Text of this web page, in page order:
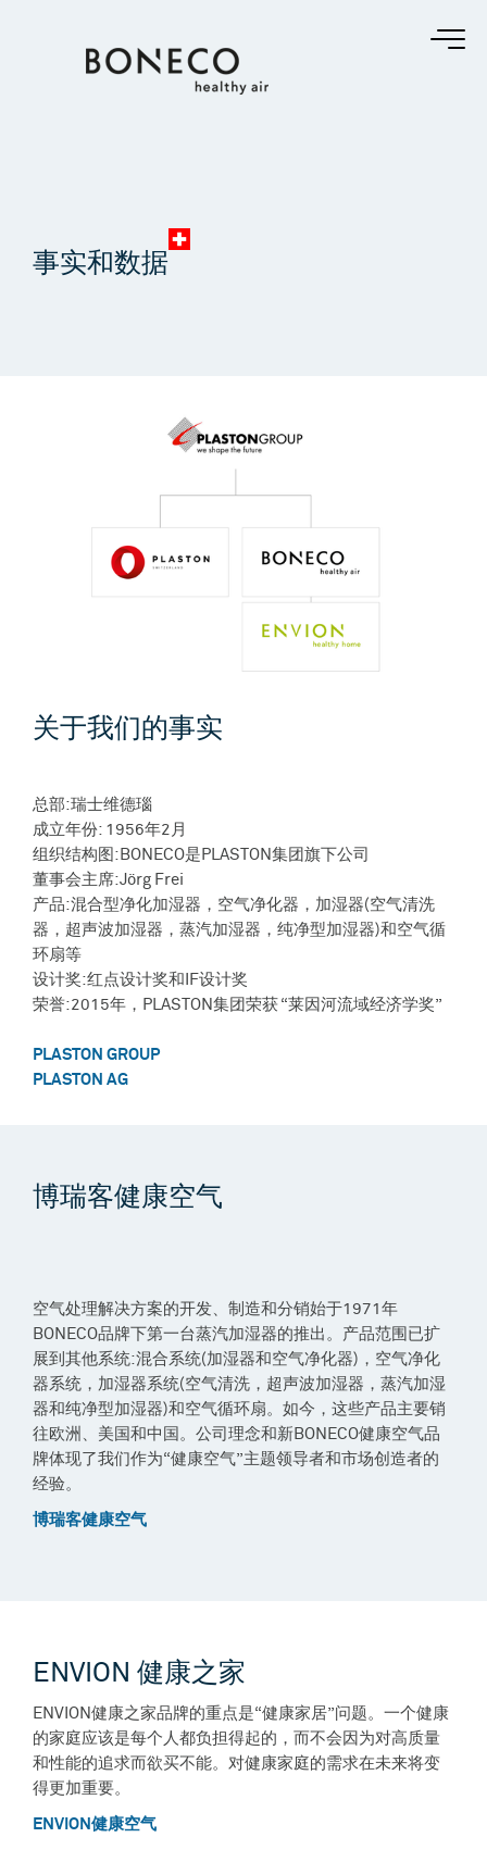
事实和数据
关于我们的事实
总部:瑞士维德瑙
成立年份: 1956年2月
组织结构图:BONECO是PLASTON集团旗下公司
董事会主席:Jörg Frei
产品:混合型净化加湿器，空气净化器，加湿器(空气清洗
器，超声波加湿器，蒸汽加湿器，纯净型加湿器)和空气循
环扇等
设计奖:红点设计奖和IF设计奖
荣誉:2015年，PLASTON集团荣获 “莱因河流域经济学奖”
PLASTON GROUP
PLASTON AG
博瑞客健康空气
空气处理解决方案的开发、制造和分销始于1971年
BONECO品牌下第一台蒸汽加湿器的推出。产品范围已扩
展到其他系统:混合系统(加湿器和空气净化器)，空气净化
器系统，加湿器系统(空气清洗，超声波加湿器，蒸汽加湿
器和纯净型加湿器)和空气循环扇。如今，这些产品主要销
往欧洲、美国和中国。公司理念和新BONECO健康空气品
牌体现了我们作为“健康空气”主题领导者和市场创造者的
经验。
博瑞客健康空气
ENVION 健康之家
ENVION健康之家品牌的重点是“健康家居”问题。一个健康
的家庭应该是每个人都负担得起的，而不会因为对高质量
和性能的追求而欲买不能。对健康家庭的需求在未来将变
得更加重要。
ENVION健康空气